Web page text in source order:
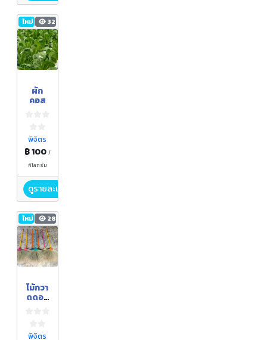
ใหม่ 32
ผัก
คอส
พิจิตร
฿ 100 /
กิโลกรัม
ดูรายละเอียด
ใหม่ 28
ไม้กวา
ดดอก
พิจิตร